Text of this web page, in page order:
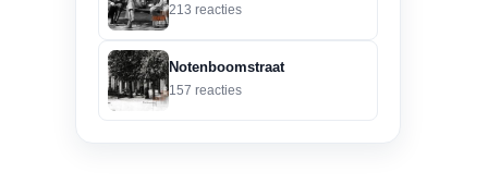
landbouwscho...”
3-8-2026
Hoek Matthijs van Dulkenstraat
213 reacties
Notenboomstraat
157 reacties